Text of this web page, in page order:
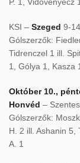
KSI – Szeged 9-
Gólszerzők:
Tidrenczel 1 ill.
1, Gólya 1, Kasza
Október 10.,
Honvéd –
Gólszerzők:
H. 2 ill. Ashanin 5,
A. 1